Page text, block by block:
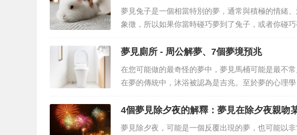
夢見兔子是一個相當特別的夢，通常與積極的情緒
象徵，所以如果你當時碰巧夢到了兔子，或者你碰
生活和生活經歷的代表，沒有特別隱藏的原因或資
你碰巧突然夢到兔子，並且與你現實生活中...
夢見廁所 - 周公解夢、7個夢境預兆
在您可能做的最奇怪的夢中，夢見馬桶可能是最不
在夢的傳統中，沐浴被認為是吉兆。至於夢的心理
情緒。夢見廁所根據夢境的不同，夢見廁所可以有
溢出，或者在夢中不可接受。此外，可能有超級...
4個夢見除夕夜的解釋：夢見在除夕夜親吻
夢見除夕夜，可能是一個反覆出現的夢，也可能以